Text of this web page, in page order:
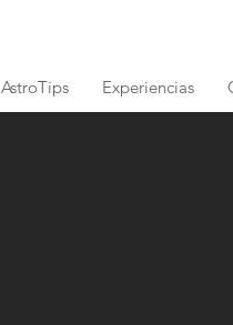
AstroTips Experiencias